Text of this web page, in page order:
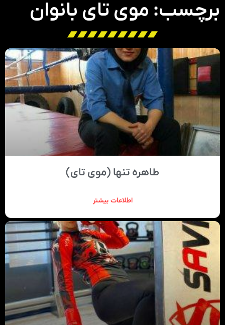
برچسب: موی تای بانوان
طاهره تنها (موی تای)
اطلاعات بیشتر